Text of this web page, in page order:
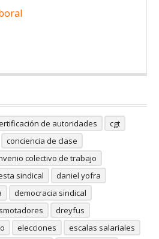
de autoridades
cgt
conciencia de clase
colectivo de trabajo
sindical
daniel yofra
democracia sindical
dreyfus
elecciones
escalas salariales